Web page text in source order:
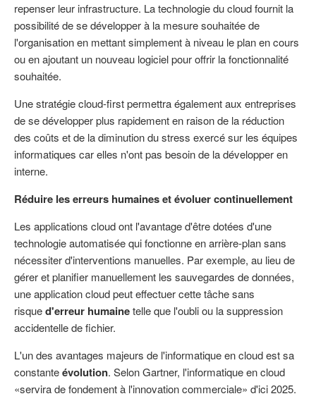
repenser leur infrastructure. La technologie du cloud fournit la
possibilité de se développer à la mesure souhaitée de
l'organisation en mettant simplement à niveau le plan en cours
ou en ajoutant un nouveau logiciel pour offrir la fonctionnalité
souhaitée.
Une stratégie cloud-first permettra également aux entreprises
de se développer plus rapidement en raison de la réduction
des coûts et de la diminution du stress exercé sur les équipes
informatiques car elles n'ont pas besoin de la développer en
interne.
Réduire les erreurs humaines et évoluer continuellement
Les applications cloud ont l'avantage d'être dotées d'une
technologie automatisée qui fonctionne en arrière-plan sans
nécessiter d'interventions manuelles. Par exemple, au lieu de
gérer et planifier manuellement les sauvegardes de données,
une application cloud peut effectuer cette tâche sans
risqued'erreur humainetelle que l'oubli ou la suppression
accidentelle de fichier.
L'un des avantages majeurs de l'informatique en cloud est sa
constanteévolution. Selon Gartner, l'informatique en cloud
«servira de fondement à l'innovation commerciale» d'ici 2025.